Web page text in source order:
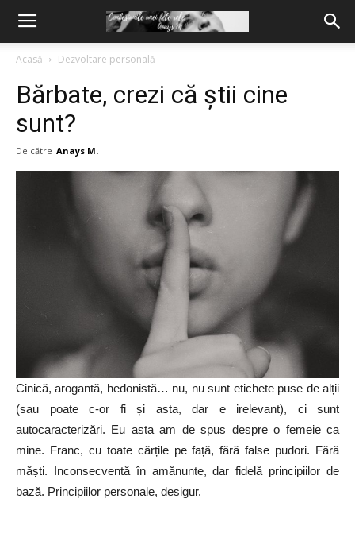
Acasă Dezvoltare personală
Bărbate, crezi că știi cine
sunt?
De către Anays M.
Cinică, arogantă, hedonistă… nu, nu sunt etichete puse de alții
(sau poate c-or fi și asta, dar e irelevant), ci sunt
autocaracterizări. Eu asta am de spus despre o femeie ca
mine. Franc, cu toate cărțile pe față, fără false pudori. Fără
măști. Inconsecventă în amănunte, dar fidelă principiilor de
bază. Principiilor personale, desigur.